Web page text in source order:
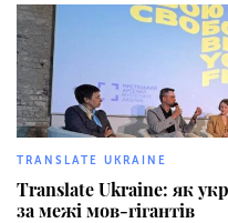
TRANSLATE UKRAINE
Translate Ukraine: як
за межі мов-гігантів